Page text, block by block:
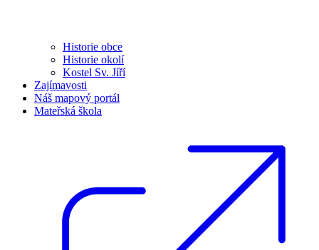
Historie obce
Historie okolí
Kostel Sv. Jíří
Zajímavosti
Náš mapový portál
Mateřská škola